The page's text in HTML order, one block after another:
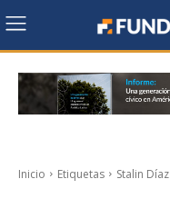
Inicio Etiquetas Stalin Díaz